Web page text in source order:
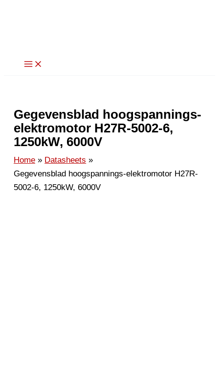
Gegevensblad hoogspannings-
elektromotor H27R-5002-6,
1250kW, 6000V
Home
Datasheets
Gegevensblad hoogspannings-elektromotor H27R-
5002-6, 1250kW, 6000V